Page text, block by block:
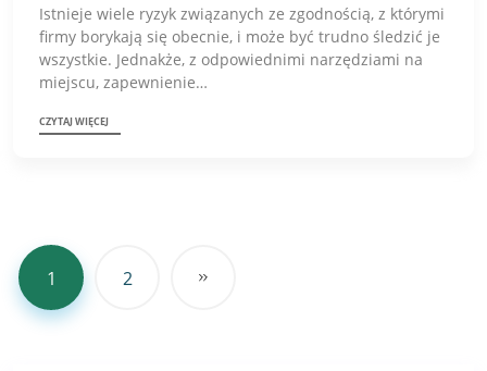
Istnieje wiele ryzyk związanych ze zgodnością, z którymi
firmy borykają się obecnie, i może być trudno śledzić je
wszystkie. Jednakże, z odpowiednimi narzędziami na
miejscu, zapewnienie…
CZYTAJ WIĘCEJ
1 2